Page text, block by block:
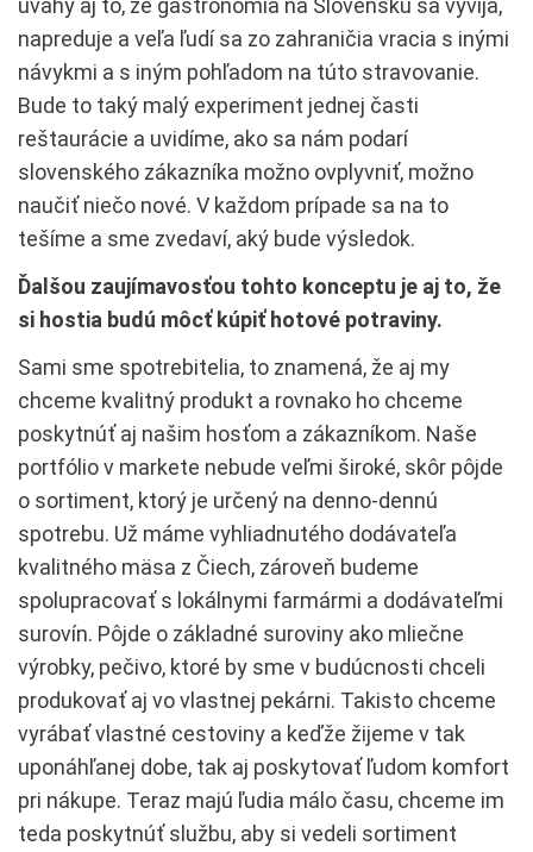
úvahy aj to, že gastronómia na Slovensku sa vyvíja,
napreduje a veľa ľudí sa zo zahraničia vracia s inými
návykmi a s iným pohľadom na túto stravovanie.
Bude to taký malý experiment jednej časti
reštaurácie a uvidíme, ako sa nám podarí
slovenského zákazníka možno ovplyvniť, možno
naučiť niečo nové. V každom prípade sa na to
tešíme a sme zvedaví, aký bude výsledok.
Ďalšou zaujímavosťou tohto konceptu je aj to, že
si hostia budú môcť kúpiť hotové potraviny.
Sami sme spotrebitelia, to znamená, že aj my
chceme kvalitný produkt a rovnako ho chceme
poskytnúť aj našim hosťom a zákazníkom. Naše
portfólio v markete nebude veľmi široké, skôr pôjde
o sortiment, ktorý je určený na denno-dennú
spotrebu. Už máme vyhliadnutého dodávateľa
kvalitného mäsa z Čiech, zároveň budeme
spolupracovať s lokálnymi farmármi a dodávateľmi
surovín. Pôjde o základné suroviny ako mliečne
výrobky, pečivo, ktoré by sme v budúcnosti chceli
produkovať aj vo vlastnej pekárni. Takisto chceme
vyrábať vlastné cestoviny a keďže žijeme v tak
uponáhľanej dobe, tak aj poskytovať ľudom komfort
pri nákupe. Teraz majú ľudia málo času, chceme im
teda poskytnúť službu, aby si vedeli sortiment